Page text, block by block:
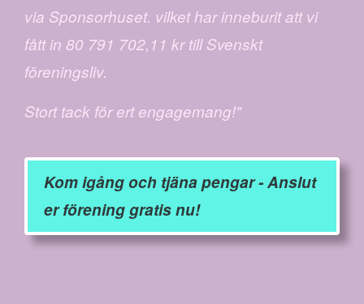
via Sponsorhuset. vilket har inneburit att vi
fått in 80 791 702,11 kr till Svenskt
föreningsliv.
Stort tack för ert engagemang!"
Kom igång och tjäna pengar - Anslut
er förening gratis nu!